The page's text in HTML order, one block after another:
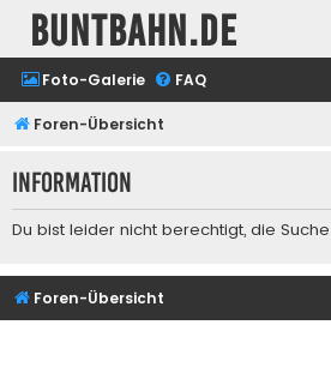
buntbahn.de
Foto-Galerie FAQ
Foren-Übersicht
Information
Du bist leider nicht berechtigt, die
Foren-Übersicht